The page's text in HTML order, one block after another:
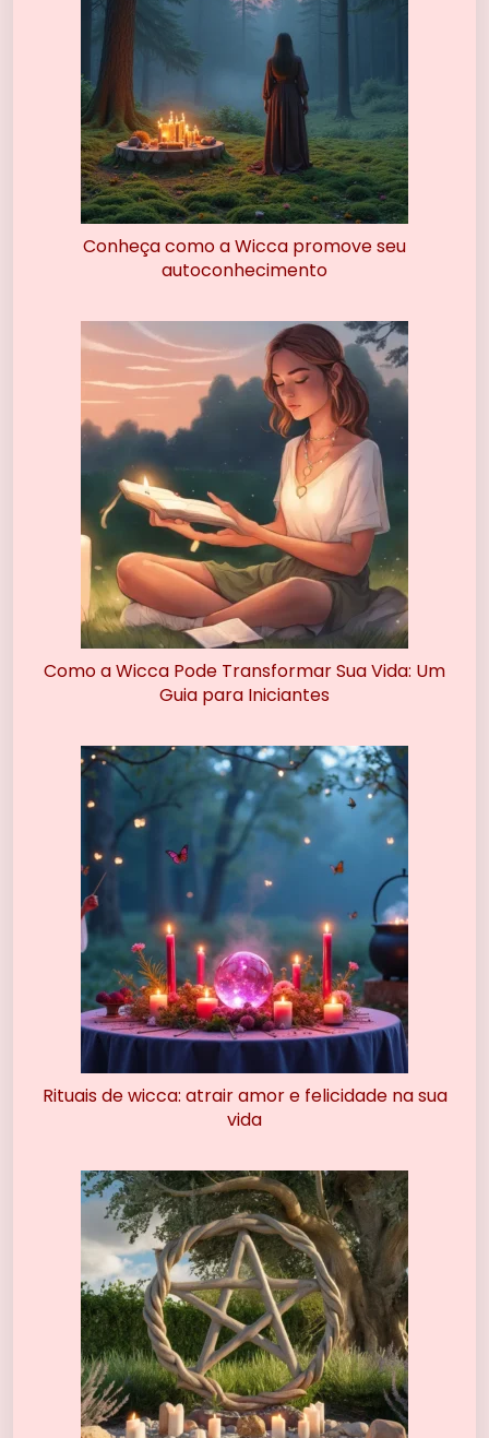
Conheça como a Wicca promove seu
autoconhecimento
Como a Wicca Pode Transformar Sua Vida: Um
Guia para Iniciantes
Rituais de wicca: atrair amor e felicidade na sua
vida